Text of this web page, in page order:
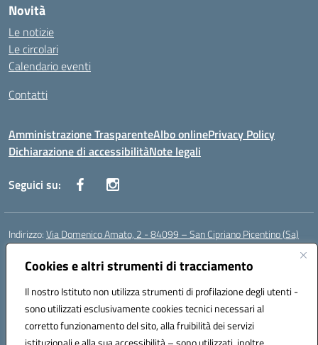
Cookies e altri strumenti di tracciamento
Il nostro Istituto non utilizza strumenti di profilazione degli utenti -
sono utilizzati esclusivamente cookies tecnici necessari al
corretto funzionamento del sito, alla fruibilità dei servizi
Novità
Le notizie
Le circolari
Calendario eventi
Contatti
Amministrazione TrasparenteAlbo onlinePrivacy Policy
Dichiarazione di accessibilitàNote legali
Seguici su:
Indirizzo:Via Domenico Amato, 2 - 84099 – San Cipriano Picentino (Sa)
Centralino:
Posta elettronica certificata (PEC):saic87700c@pec.istruzione.it
Codice fiscale: 95075020651
Codice meccanografico:SAIC87700C
Codice Indice delle Pubbliche Amministrazioni (IPA): istsc_saic87700c
Codice unico di fatturazione (CUF): UFBWH2